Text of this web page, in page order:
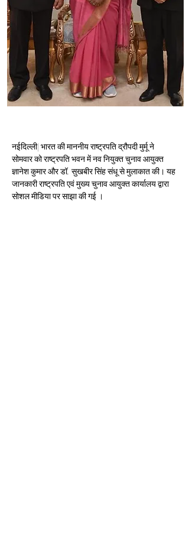
नईदिल्ली| भारत की माननीय राष्ट्रपति द्रौपदी मुर्मू ने
सोमवार को राष्ट्रपति भवन में नव नियुक्त चुनाव आयुक्त
ज्ञानेश कुमार और डॉ. सुखबीर सिंह संधू से मुलाकात की। यह
जानकारी राष्ट्रपति एवं मुख्य चुनाव आयुक्त कार्यालय द्वारा
सोशल मीडिया पर साझा की गई ।